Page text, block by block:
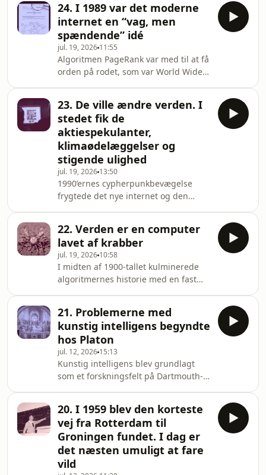
Med udbredelsen af kunstig
intelligens har vi ifølge en række
danske forskere et behov for et nyt
begreb: intimitetskapitalisme.Serien
er researchet, skrevet og indlæst af
Emilie Ewald.Den er udgivet af
Føljeton med støtte fra
Carlsbergfondet.Redaktør: Emma
Louise StenholmLydproduktion: T
24. I 1989 var det moderne
internet en “vag, men
spændende” idé
jul. 19, 2026 11:55
Algoritmen PageRank var med til at få
orden på rodet, som var World Wide
WWW.Serien er researchet, skrevet og
indlæst af Emilie Ewald.Den er
udgivet af Føljeton med støtte fra
Carlsbergfondet.Redaktør: Emma
Louise StenholmLydproduktion: The
Lake RadioLydidentitet: Timmy Olivia
Thyge Johansen Hosted on Acast. See
acast.com/privacy for more i
23. De ville ændre verden. I
stedet fik de
aktiespekulanter,
klimaødelæggelser og
stigende ulighed
jul. 19, 2026 13:50
1990’ernes cypherpunkbevægelse
frygtede det nye internet og den
alternativer, der lagde fundamentet
for det, vi i dag kender som
blockchain og kryptovaluta.Dette
afsnit af serien er researchet, skrevet
og indlæst af Emma Louise
Stenholm.Den er udgivet af Føljeton
med støtte fra
Carlsbergfondet.Redaktør: Emilie
EwaldLydproduktion: The La
22. Verden er en computer
lavet af krabber
jul. 19, 2026 10:58
I midten af 1900-tallet kulminerede
algoritmernes historie med en fast
gældende i dag. Vi har spurgt
forfatter og kunstner James Bridle,
hvad algoritmer, computere og
kunstig intelligens ellers kunne
være.Serien er researchet, skrevet og
indlæst af Emilie Ewald. Meriem-
Hadia Charif har bidraget til
afsnittet.Den er udgivet a
21. Problemerne med
kunstig intelligens begyndte
hos Platon
jul. 12, 2026 15:13
Kunstig intelligens blev grundlagt
som et forskningsfelt på Dartmouth-
stiftere fanget i en filosofisk
blindgyde, der er lige så dyb og lang
som den vestlige tænknings
historie.Dette afsnit i serien er
researchet, skrevet og indlæst af
20. I 1959 blev den korteste
vej fra Rotterdam til
Groningen fundet. I dag er
det næsten umuligt at fare
vild